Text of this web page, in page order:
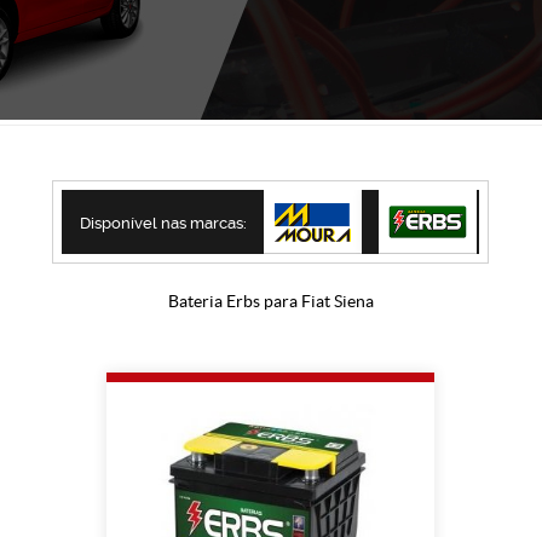
Disponível nas marcas:
Bateria Erbs para Fiat Siena